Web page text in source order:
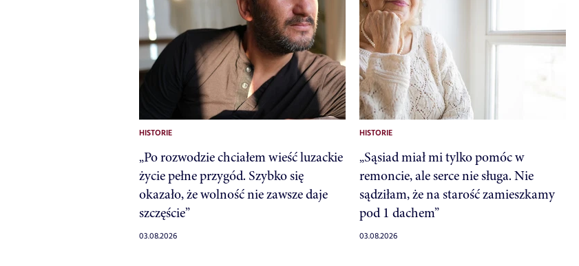
HISTORIE
„Po rozwodzie chciałem wieść luzackie
życie pełne przygód. Szybko się
okazało, że wolność nie zawsze daje
szczęście”
03.08.2026
HISTORIE
„Sąsiad miał mi tylko pomóc w
remoncie, ale serce nie sługa. Nie
sądziłam, że na starość zamieszkamy
pod 1 dachem”
03.08.2026